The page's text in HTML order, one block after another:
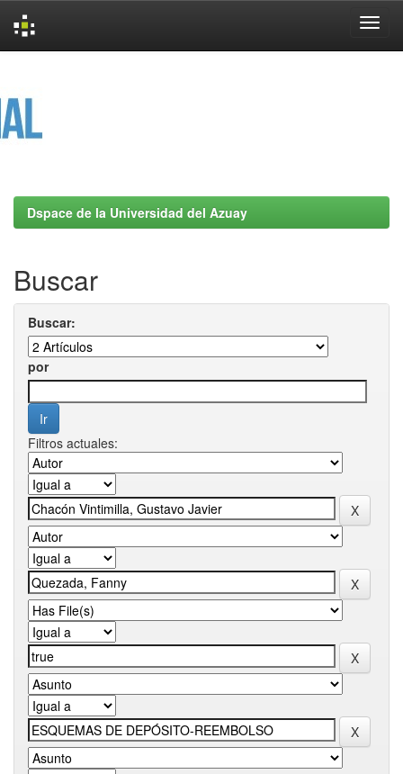
Dspace de la Universidad del Azuay
Buscar
Buscar:
por
Filtros actuales: